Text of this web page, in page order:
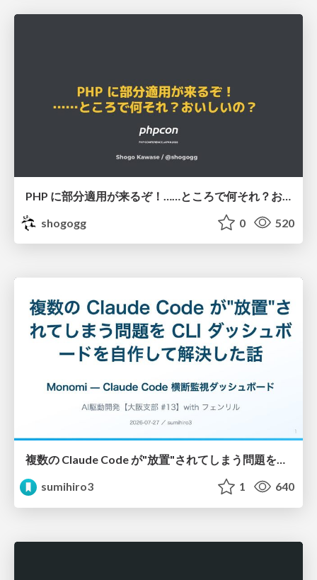
shogogg
0 520
複数の Claude Code が"放置"されてしまう問題をCLI ダッシュボードを自作して解決した話
sumihiro3
1 640